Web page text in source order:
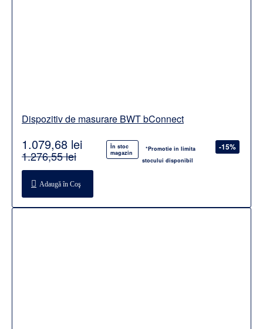
Dispozitiv de masurare BWT bConnect
În stoc
magazin
*Promotie in limita
stocului disponibil
-15%
1.079,68 lei
1.276,55 lei
Adaugă în Coş